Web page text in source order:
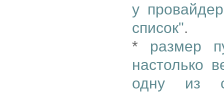
у
список".
* размер
настолько
одну из